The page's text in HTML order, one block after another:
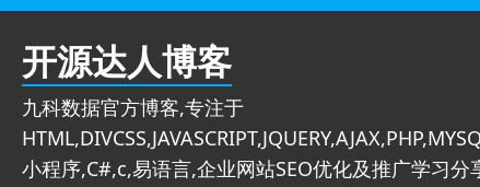
跳
开源达人博客
九科数据官方博客,专注于
小程序,C#,c,易语言,企业网站SEO优化及推广学习分